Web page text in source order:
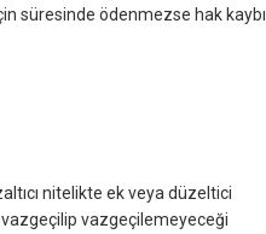
süresinde ödenmezse hak kaybı
nitelikte ek veya düzeltici
vazgeçilemeyeceği